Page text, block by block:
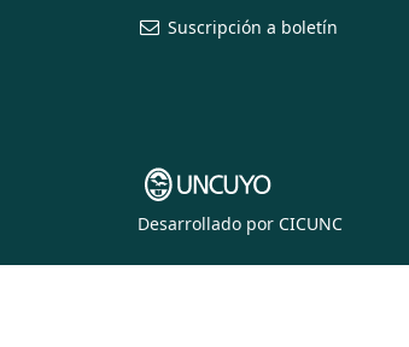
Suscripción a boletín
Desarrollado por CICUNC